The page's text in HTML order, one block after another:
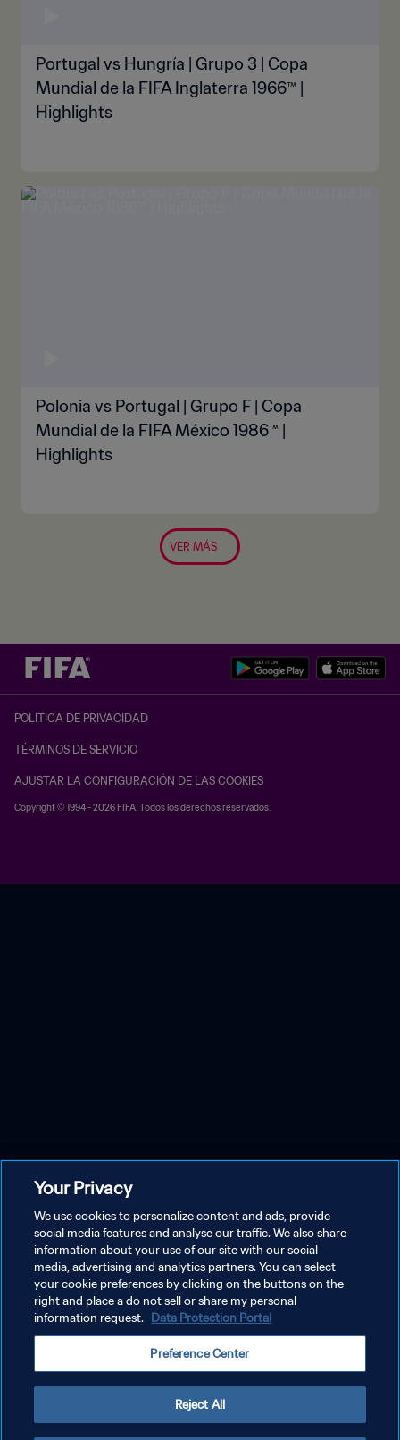
Portugal vs Hungría | Grupo 3 | Copa
Mundial de la FIFA Inglaterra 1966™ |
Highlights
Polonia vs Portugal | Grupo F | Copa
Mundial de la FIFA México 1986™ |
Highlights
VER MÁS
POLÍTICA DE PRIVACIDAD
TÉRMINOS DE SERVICIO
AJUSTAR LA CONFIGURACIÓN DE LAS COOKIES
Copyright © 1994 - 2026 FIFA. Todos los derechos reservados.
Your Privacy
We use cookies to personalize content and ads, provide
social media features and analyse our traffic. We also share
information about your use of our site with our social
media, advertising and analytics partners. You can select
your cookie preferences by clicking on the buttons on the
right and place a do not sell or share my personal
information request. Data Protection Portal
Preference Center
Reject All